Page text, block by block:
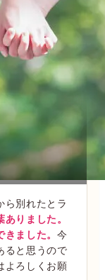
ら別れたとラ
りました。
きました。今
ると思うので
よろしくお願